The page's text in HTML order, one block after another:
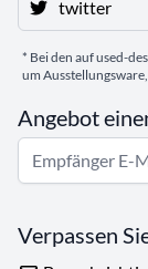
twitter
* Bei den auf used-
um
Angebot
Verpassen